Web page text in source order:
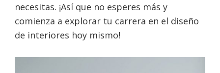
necesitas. ¡Así que no esperes más y
comienza a explorar tu carrera en el diseño
de interiores hoy mismo!